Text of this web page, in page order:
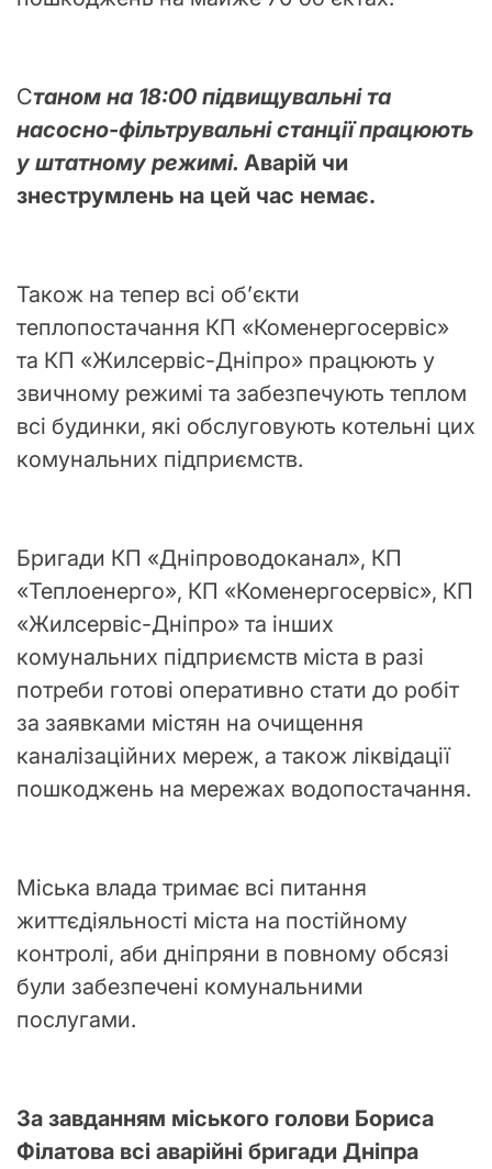
Станом на 18:00 підвищувальні та
насосно-фільтрувальні станції працюють
у штатному режимі. Аварій чи
знеструмлень на цей час немає.
Також на тепер всі об’єкти
теплопостачання КП «Коменергосервіс»
та КП «Жилсервіс-Дніпро» працюють у
звичному режимі та забезпечують теплом
всі будинки, які обслуговують котельні цих
комунальних підприємств.
Бригади КП «Дніпроводоканал», КП
«Теплоенерго», КП «Коменергосервіс», КП
«Жилсервіс-Дніпро» та інших
комунальних підприємств міста в разі
потреби готові оперативно стати до робіт
за заявками містян на очищення
каналізаційних мереж, а також ліквідації
пошкоджень на мережах водопостачання.
Міська влада тримає всі питання
життєдіяльності міста на постійному
контролі, аби дніпряни в повному обсязі
були забезпечені комунальними
послугами.
За завданням міського голови Бориса
Філатова всі аварійні бригади Дніпра